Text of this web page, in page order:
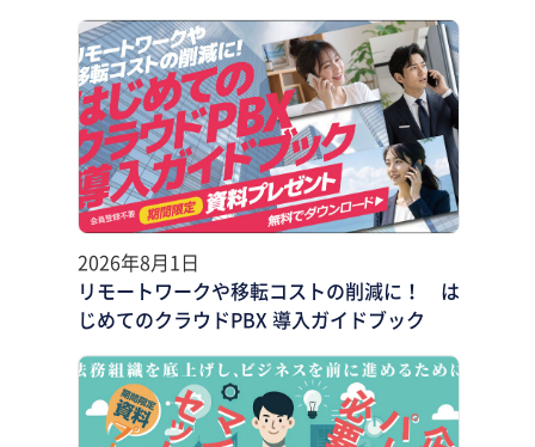
2026年8月1日
リモートワークや移転コストの削減に！ は
じめてのクラウドPBX 導入ガイドブック